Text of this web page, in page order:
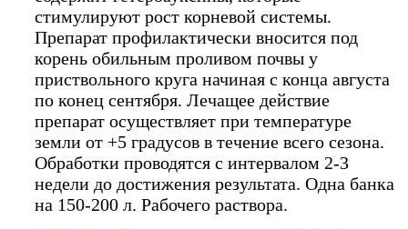
стимулируют рост корневой системы.
Препарат профилактически вносится под
корень обильным проливом почвы у
приствольного круга начиная с конца августа
по конец сентября. Лечащее действие
препарат осуществляет при температуре
земли от +5 градусов в течение всего сезона.
Обработки проводятся с интервалом 2-3
недели до достижения результата. Одна банка
на 150-200 л. Рабочего раствора.